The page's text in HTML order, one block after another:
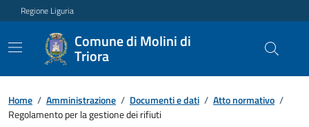
Regione Liguria
Comune di Molini di
Triora
Home / Amministrazione / Documenti e dati / Atto normativo /
Regolamento per la gestione dei rifiuti